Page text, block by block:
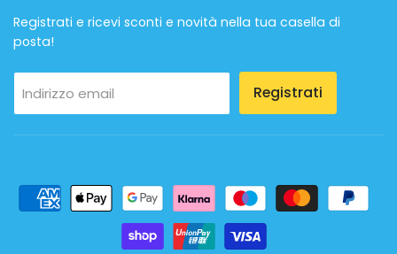
Registrati e ricevi sconti e novità nella tua casella di
posta!
Indirizzo email Registrati